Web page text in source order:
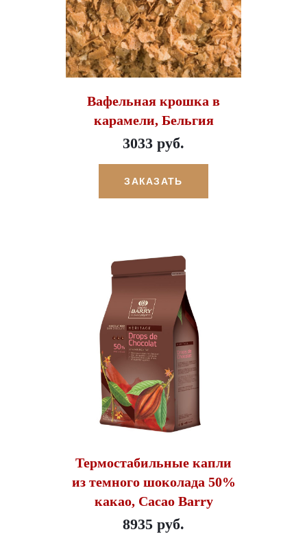
Вафельная крошка в
карамели, Бельгия
3033 руб.
ЗАКАЗАТЬ
Термостабильные капли
из темного шоколада 50%
какао, Cacao Barry
8935 руб.